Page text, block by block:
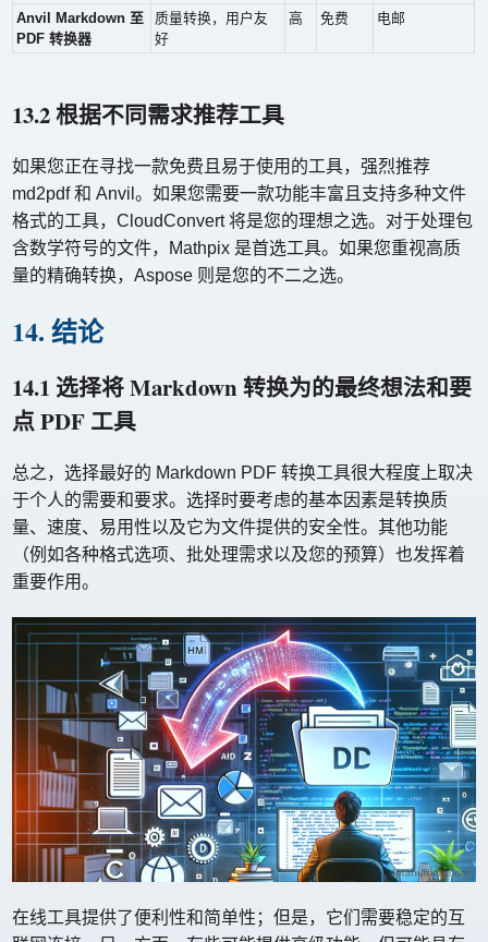
Anvil Markdown 至
PDF 转换器
质量转换，用户友
好
高 免费 电邮
13.2 根据不同需求推荐工具
如果您正在寻找一款免费且易于使用的工具，强烈推荐
md2pdf 和 A​​nvil。如果您需要一款功能丰富且支持多种文件
格式的工具，CloudConvert 将是您的理想之选。对于处理包
含数学符号的文件，Mathpix 是首选工具。如果您重视高质
量的精确转换，Aspose 则是您的不二之选。
14. 结论
14.1 选择将 Markdown 转换为的最终想法和要
点 PDF 工具
总之，选择最好的 Markdown PDF 转换工具很大程度上取决
于个人的需要和要求。选择时要考虑的基本因素是转换质
量、速度、易用性以及它为文件提供的安全性。其他功能
（例如各种格式选项、批处理需求以及您的预算）也发挥着
重要作用。
在线工具提供了便利性和简单性；但是，它们需要稳定的互